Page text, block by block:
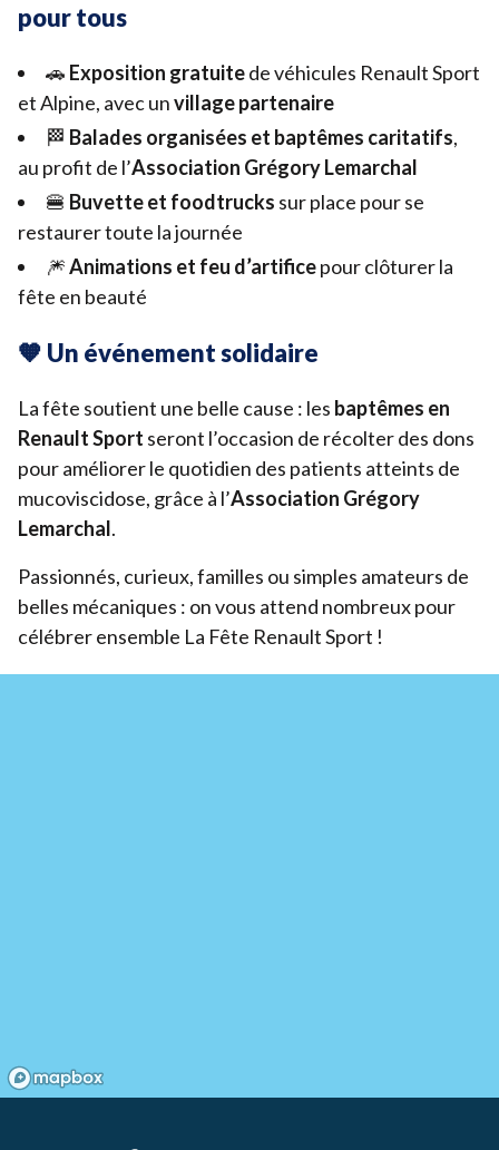
pour tous
🚗 Exposition gratuitede véhicules Renault Sport
et Alpine, avec unvillage partenaire
🏁 Balades organisées et baptêmes caritatifs,
au profit de l’Association Grégory Lemarchal
🍔 Buvette et foodtrucks sur place pour se
restaurer toute la journée
🎆Animations et feu d’artificepour clôturer la
fête en beauté
🧡 Un événement solidaire
La fête soutient une belle cause : les baptêmes en
Renault Sport seront l’occasion de récolter des dons
pour améliorer le quotidien des patients atteints de
mucoviscidose, grâce à l’Association Grégory
Lemarchal.
Passionnés, curieux, familles ou simples amateurs de
belles mécaniques : on vous attend nombreux pour
célébrer ensemble La Fête Renault Sport !